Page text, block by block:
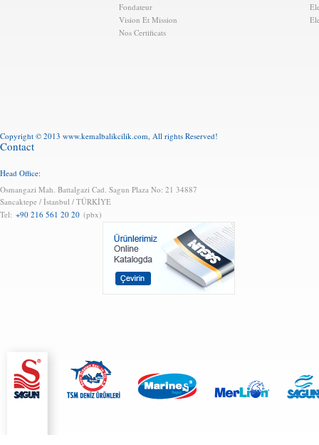
Fondateur
Vision Et Mission
Nos Certificats
Contact
Head Office:
Osmangazi Mah. Battalgazi Cad. Sagun Plaza No: 21 34887
Sancaktepe / İstanbul / TÜRKİYE
Tel: +90 216 561 20 20 (pbx)
Copyright © 2013 www.kemalbalikcilik.com, All rights Reserved!